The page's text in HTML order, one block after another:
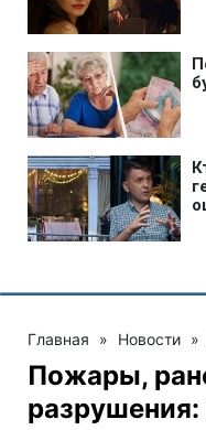
Главная » Новости »
Пожары,
разрушения: